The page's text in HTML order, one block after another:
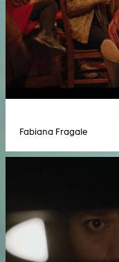
Fabiana Fragale